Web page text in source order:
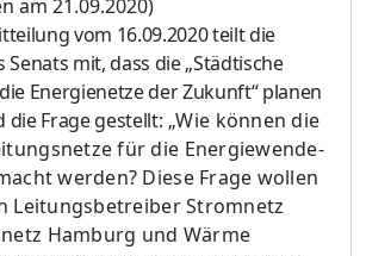
am 21.09.2020)
vom 16.09.2020 teilt die
Senats mit, dass die „Städtische
Energienetze der Zukunft“ planen
die Frage gestellt: „Wie können die
für die Energiewende-
werden? Diese Frage wollen
Leitungsbetreiber Stromnetz
Hamburg und Wärme